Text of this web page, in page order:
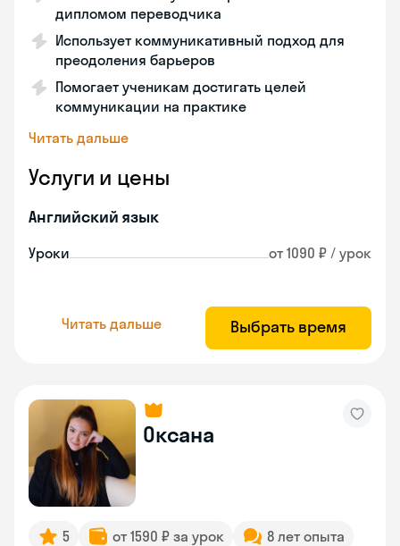
дипломом переводчика
Использует коммуникативный подход для
преодоления барьеров
Помогает ученикам достигать целей
коммуникации на практике
Читать дальше
Услуги и цены
Английский язык
Уроки от 1090 ₽ / урок
Читать дальше Выбрать время
Оксана
5 от 1590 ₽ за урок 8 лет опыта